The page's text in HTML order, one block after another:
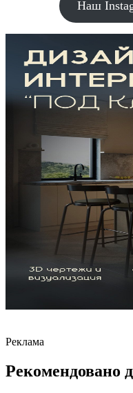
Наш
Реклама
Рекомендовано